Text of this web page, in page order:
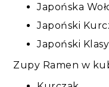
Japońska
Japoński
Japoński
Zupy Ramen w